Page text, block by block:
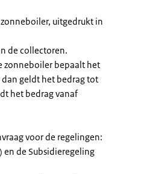
uitgedrukt in
de collectoren.
zonneboiler bepaalt het
geldt het bedrag tot
het bedrag vanaf
voor de regelingen:
en de Subsidieregeling